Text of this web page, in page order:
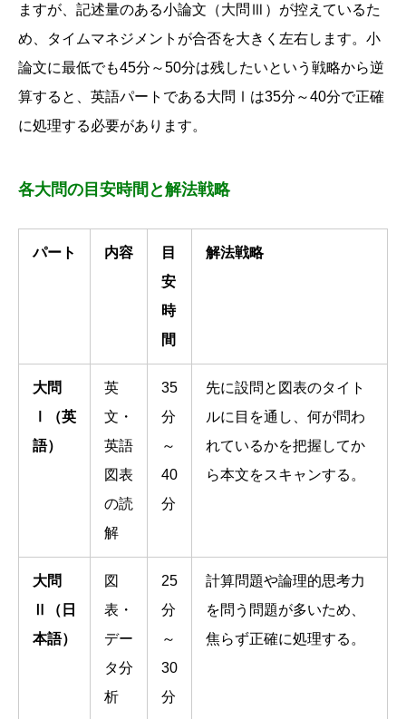
ますが、 記述量のある小論文（大問Ⅲ）が控えているた
め、
タイムマネジメントが合否を大きく左右します。 小
論文に最低でも45分～50分は残したいという戦略から逆
算すると、 英語パートである大問Ⅰは35分～40分で正確
に処理する必要があります。
各大問の目安時間と解法戦略
パート 内容
目
安
時
間
解法戦略
大問
Ⅰ（英
語）
英
文・
英語
図表
の読
解
35
分
～
40
分
先に設問と図表のタイト
ルに目を通し、何が問わ
れているかを把握してか
ら本文をスキャンする。
大問
Ⅱ（日
本語）
図
表・
デー
タ分
析
25
分
～
30
分
計算問題や論理的思考力
を問う問題が多いため、
焦らず正確に処理する。